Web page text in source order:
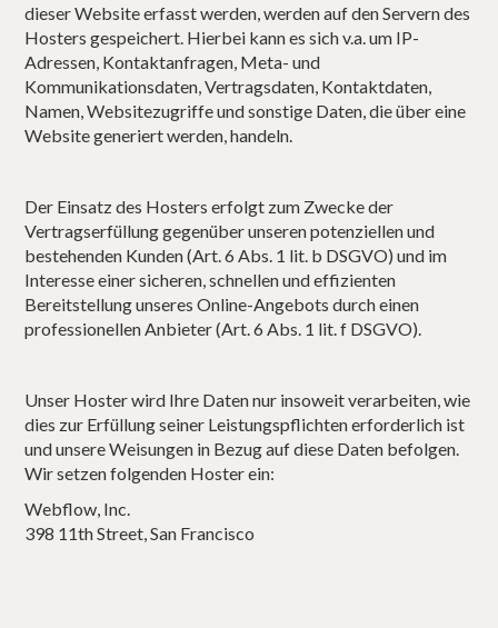
dieser Website erfasst werden, werden auf den Servern des
Hosters gespeichert. Hierbei kann es sich v.a. um IP-
Adressen, Kontaktanfragen, Meta- und
Kommunikationsdaten, Vertragsdaten, Kontaktdaten,
Namen, Websitezugriffe und sonstige Daten, die über eine
Website generiert werden, handeln.
Der Einsatz des Hosters erfolgt zum Zwecke der
Vertragserfüllung gegenüber unseren potenziellen und
bestehenden Kunden (Art. 6 Abs. 1 lit. b DSGVO) und im
Interesse einer sicheren, schnellen und effizienten
Bereitstellung unseres Online-Angebots durch einen
professionellen Anbieter (Art. 6 Abs. 1 lit. f DSGVO).
Unser Hoster wird Ihre Daten nur insoweit verarbeiten, wie
dies zur Erfüllung seiner Leistungspflichten erforderlich ist
und unsere Weisungen in Bezug auf diese Daten befolgen.
Wir setzen folgenden Hoster ein:
Webflow, Inc.
398 11th Street, San Francisco